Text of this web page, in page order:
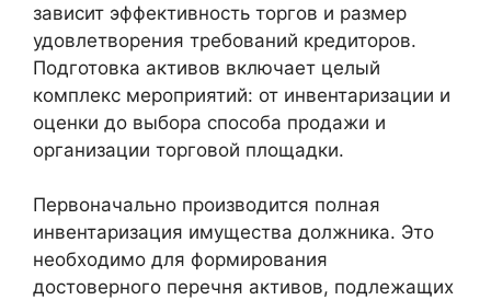
зависит эффективность торгов и размер
удовлетворения требований кредиторов.
Подготовка активов включает целый
комплекс мероприятий: от инвентаризации и
оценки до выбора способа продажи и
организации торговой площадки.
Первоначально производится полная
инвентаризация имущества должника. Это
необходимо для формирования
достоверного перечня активов, подлежащих